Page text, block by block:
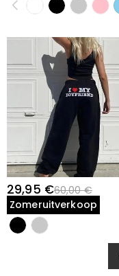
29,95 €60,00 €
Zomeruitverkoop